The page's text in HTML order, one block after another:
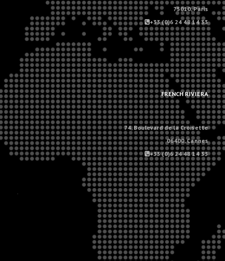
75010, Paris
+33 (0)6 24 48 14 33
.
.
FRENCH RIVIERA
74, Boulevard de la Croisette
06400, Cannes
+33 (0)6 24 48 14 33